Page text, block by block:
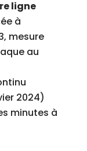
ligne
à
mesure
au
2024)
minutes à